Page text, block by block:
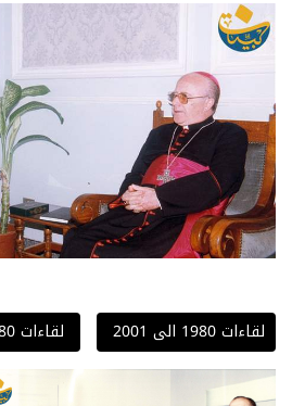
لقاءات 1980 الى 2001 لقاءات 1980 الى 2001 (2)